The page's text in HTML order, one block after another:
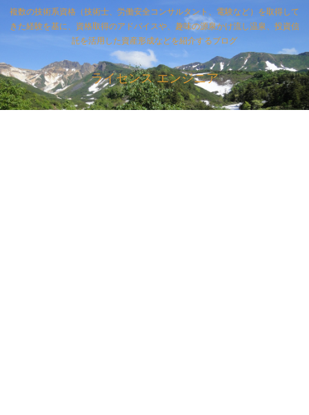
複数の技術系資格（技術士、労働安全コンサルタント、電験など）を取得して
きた経験を基に、資格取得のアドバイスや、趣味の源泉かけ流し温泉、投資信
託を活用した資産形成などを紹介するブログ
ライセンス エンジニア